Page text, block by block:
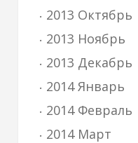
2013 Октябрь
2013 Ноябрь
2013 Декабрь
2014 Январь
2014 Февраль
2014 Март